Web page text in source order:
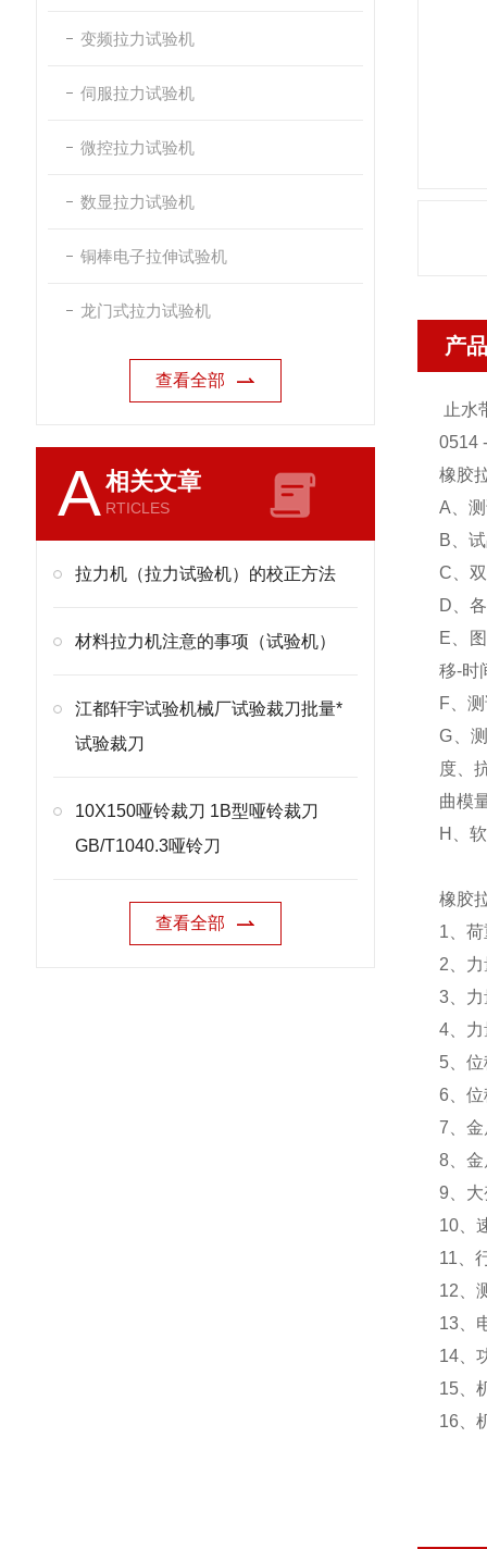
变频拉力试验机
伺服拉力试验机
微控拉力试验机
数显拉力试验机
铜棒电子拉伸试验机
龙门式拉力试验机
查看全部
A相关文章
RTICLES
拉力机（拉力试验机）的校正方法
材料拉力机注意的事项（试验机）
江都轩宇试验机械厂试验裁刀批量*
试验裁刀
10X150哑铃裁刀 1B型哑铃裁刀
GB/T1040.3哑铃刀
查看全部
产
止水
0514
橡胶
A、
B、
C、
D、
E、
移-时
F、
G、
度、
曲模
H、
橡胶
1、
2、
3、
4、
5、
6、
7、
8、
9、
10、
11、
12、
13、
14、
15、
16、